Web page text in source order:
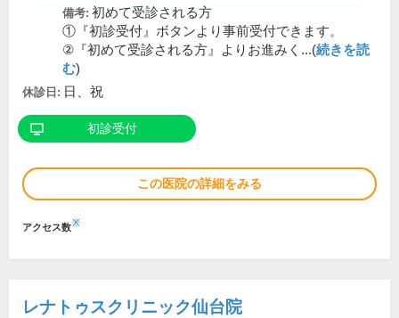
備考: 初めて受診される方
①『初診受付』ボタンより事前受付できます。
②『初めて受診される方』よりお進みく...(続きを読
む)
休診日: 日、祝
初診受付
この医院の詳細をみる
アクセス数※
レナトゥスクリニック仙台院